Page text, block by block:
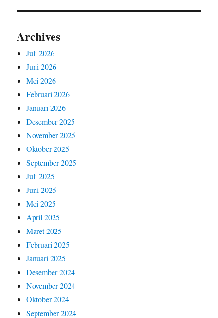
Archives
Juli 2026
Juni 2026
Mei 2026
Februari 2026
Januari 2026
Desember 2025
November 2025
Oktober 2025
September 2025
Juli 2025
Juni 2025
Mei 2025
April 2025
Maret 2025
Februari 2025
Januari 2025
Desember 2024
November 2024
Oktober 2024
September 2024